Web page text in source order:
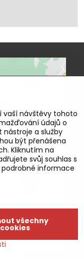
Volbami
s
vaší návštěvy tohoto
údajů o
nástroje a služby
být přenášena
Kliknutím na
svůj souhlas s
informace
všechny
cookies